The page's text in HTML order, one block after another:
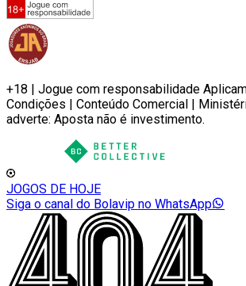
+18 | Jogue com responsabilidade
Condições | Conteúdo Comercial |
adverte: Aposta não é investimento.
JOGOS DE HOJE
Siga o canal do Bolavip no WhatsApp